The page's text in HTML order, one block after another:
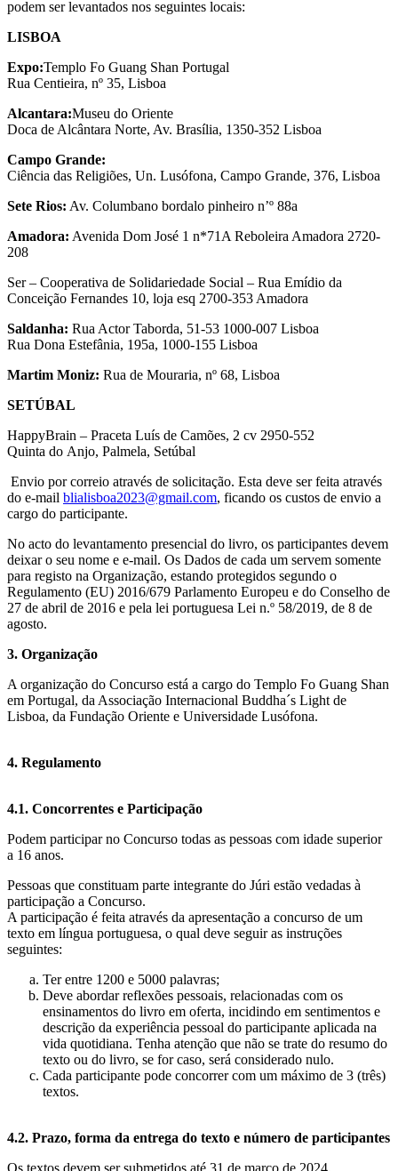
podem ser levantados nos seguintes locais:
LISBOA
Expo:Templo Fo Guang Shan Portugal
Rua Centieira, nº 35, Lisboa
Alcantara:Museu do Oriente
Doca de Alcântara Norte, Av. Brasília, 1350-352 Lisboa
Campo Grande:
Ciência das Religiões, Un. Lusófona, Campo Grande, 376, Lisboa
Sete Rios: Av. Columbano bordalo pinheiro n’º 88a
Amadora: Avenida Dom José 1 n*71A Reboleira Amadora 2720-
208
Ser – Cooperativa de Solidariedade Social – Rua Emídio da
Conceição Fernandes 10, loja esq 2700-353 Amadora
Saldanha: Rua Actor Taborda, 51-53 1000-007 Lisboa
Rua Dona Estefânia, 195a, 1000-155 Lisboa
Martim Moniz: Rua de Mouraria, nº 68, Lisboa
SETÚBAL
HappyBrain – Praceta Luís de Camões, 2 cv 2950-552
Quinta do Anjo, Palmela, Setúbal
Envio por correio através de solicitação. Esta deve ser feita através
do e-mail blialisboa2023@gmail.com, ficando os custos de envio a
cargo do participante.
No acto do levantamento presencial do livro, os participantes devem
deixar o seu nome e e-mail. Os Dados de cada um servem somente
para registo na Organização, estando protegidos segundo o
Regulamento (EU) 2016/679 Parlamento Europeu e do Conselho de
27 de abril de 2016 e pela lei portuguesa Lei n.º 58/2019, de 8 de
agosto.
3. Organização
A organização do Concurso está a cargo do Templo Fo Guang Shan
em Portugal, da Associação Internacional Buddha´s Light de
Lisboa, da Fundação Oriente e Universidade Lusófona.
4. Regulamento
4.1. Concorrentes e Participação
Podem participar no Concurso todas as pessoas com idade superior
a 16 anos.
Pessoas que constituam parte integrante do Júri estão vedadas à
participação a Concurso.
A participação é feita através da apresentação a concurso de um
texto em língua portuguesa, o qual deve seguir as instruções
seguintes:
Ter entre 1200 e 5000 palavras;
Deve abordar reflexões pessoais, relacionadas com os
ensinamentos do livro em oferta, incidindo em sentimentos e
descrição da experiência pessoal do participante aplicada na
vida quotidiana. Tenha atenção que não se trate do resumo do
texto ou do livro, se for caso, será considerado nulo.
Cada participante pode concorrer com um máximo de 3 (três)
textos.
4.2. Prazo, forma da entrega do texto e número de participantes
Os textos devem ser submetidos até 31 de março de 2024.